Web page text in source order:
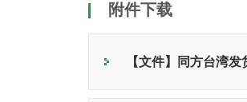
附件下载
【文件】同方台湾发